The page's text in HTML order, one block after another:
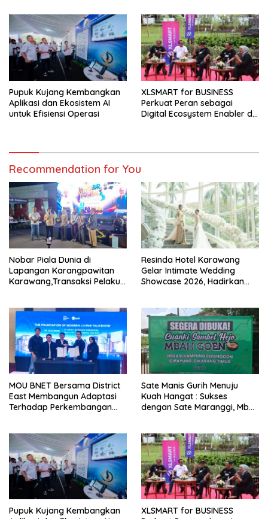
Ekonomi Kreatif
Pupuk Kujang Kembangkan
Aplikasi dan Ekosistem AI
untuk Efisiensi Operasi
XLSMART for BUSINESS
Perkuat Peran sebagai
Digital Ecosystem Enabler di
Recommendation for You
Nobar Piala Dunia di
Lapangan Karangpawitan
Karawang,Transaksi Pelaku
Resinda Hotel Karawang
Gelar Intimate Wedding
Showcase 2026, Hadirkan
MOU BNET Bersama District
East Membangun Adaptasi
Terhadap Perkembangan
Sate Manis Gurih Menuju
Kuah Hangat : Sukses
dengan Sate Maranggi, Mbah
Ekonomi Kreatif
Pupuk Kujang Kembangkan
XLSMART for BUSINESS